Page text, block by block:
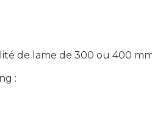
de lame de 300 ou 400
: